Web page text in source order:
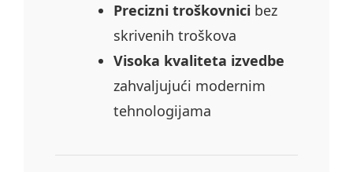
Precizni troškovnici bez
skrivenih troškova
Visoka kvaliteta izvedbe
zahvaljujući modernim
tehnologijama